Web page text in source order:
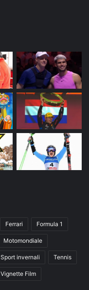
Ferrari Formula 1
Motomondiale
Sport invernali Tennis
Vignette Film